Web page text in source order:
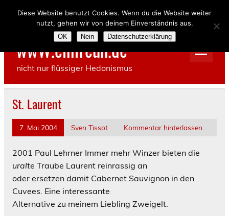
wwW.einfreun.de
nicht nur flüssiger Hedonismus
St. Laurent
7. Mai 2004 Sven Tissot Kommentar hinterlassen
2001 Paul Lehrner Immer mehr Winzer bieten die
uralte Traube Laurent reinrassig an
oder ersetzen damit Cabernet Sauvignon in den
Cuvees. Eine interessante
Alternative zu meinem Liebling Zweigelt.
Diese Website benutzt Cookies. Wenn du die Website weiter
nutzt, gehen wir von deinem Einverständnis aus.
OK Nein Datenschutzerklärung